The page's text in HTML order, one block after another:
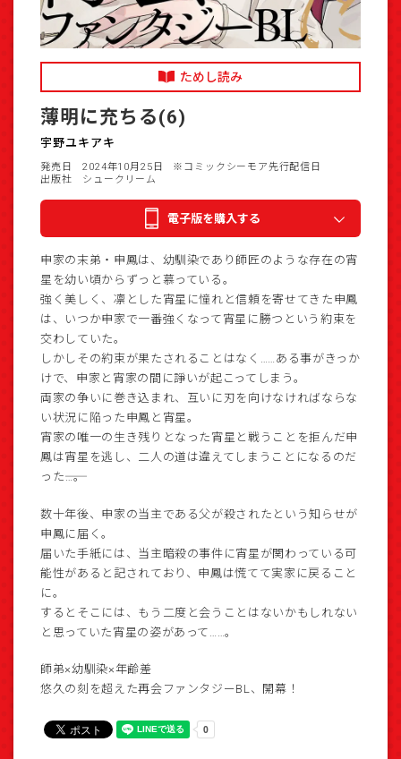
ためし読み
薄明に充ちる(6)
宇野ユキアキ
発売日 2024年10月25日
※コミックシーモア先行配信日
出版社 シュークリーム
電子版を購入する
申家の末弟・申鳳は、幼馴染であり師匠のような存在の宵
星を幼い頃からずっと慕っている。
強く美しく、凛とした宵星に憧れと信頼を寄せてきた申鳳
は、いつか申家で一番強くなって宵星に勝つという約束を
交わしていた。
しかしその約束が果たされることはなく……ある事がきっか
けで、申家と宵家の間に諍いが起こってしまう。
両家の争いに巻き込まれ、互いに刃を向けなければならな
い状況に陥った申鳳と宵星。
宵家の唯一の生き残りとなった宵星と戦うことを拒んだ申
鳳は宵星を逃し、二人の道は違えてしまうことになるのだ
った――…。
数十年後、申家の当主である父が殺されたという知らせが
申鳳に届く。
届いた手紙には、当主暗殺の事件に宵星が関わっている可
能性があると記されており、申鳳は慌てて実家に戻ること
に。
するとそこには、もう二度と会うことはないかもしれない
と思っていた宵星の姿があって……。
師弟×幼馴染×年齢差
悠久の刻を超えた再会ファンタジーBL、開幕！